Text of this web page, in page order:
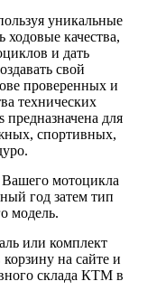
уникальные
качества,
и дать
свой
проверенных и
технических
для
спортивных,
Вашего мотоцикла
год затем тип
модель.
или комплект
на сайте и
склада КТМ в